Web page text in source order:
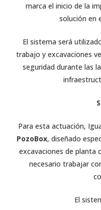
marca el inicio de la
solución en
El sistema será
trabajo y excavaciones
seguridad durante las
Para esta actuación,
PozoBox, diseñado
excavaciones de planta
necesario trabajar
El